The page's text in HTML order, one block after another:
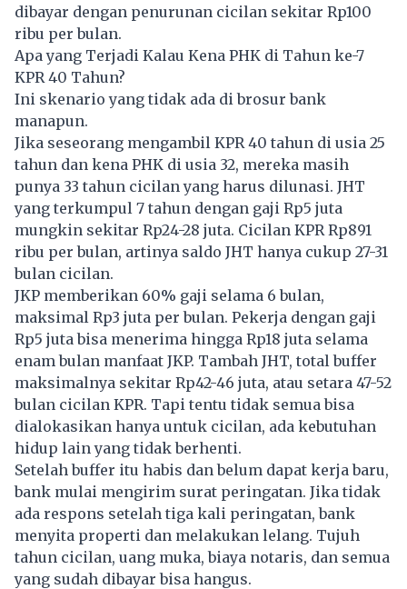
dibayar dengan penurunan cicilan sekitar Rp100
ribu per bulan.
Apa yang Terjadi Kalau Kena PHK di Tahun ke-7
KPR 40 Tahun?
Ini skenario yang tidak ada di brosur bank
manapun.
Jika seseorang mengambil KPR 40 tahun di usia 25
tahun dan kena PHK di usia 32, mereka masih
punya 33 tahun cicilan yang harus dilunasi. JHT
yang terkumpul 7 tahun dengan gaji Rp5 juta
mungkin sekitar Rp24-28 juta. Cicilan KPR Rp891
ribu per bulan, artinya saldo JHT hanya cukup 27-31
bulan cicilan.
JKP memberikan 60% gaji selama 6 bulan,
maksimal Rp3 juta per bulan. Pekerja dengan gaji
Rp5 juta bisa menerima hingga Rp18 juta selama
enam bulan manfaat JKP. Tambah JHT, total buffer
maksimalnya sekitar Rp42-46 juta, atau setara 47-52
bulan cicilan KPR. Tapi tentu tidak semua bisa
dialokasikan hanya untuk cicilan, ada kebutuhan
hidup lain yang tidak berhenti.
Setelah buffer itu habis dan belum dapat kerja baru,
bank mulai mengirim surat peringatan. Jika tidak
ada respons setelah tiga kali peringatan, bank
menyita properti dan melakukan lelang. Tujuh
tahun cicilan, uang muka, biaya notaris, dan semua
yang sudah dibayar bisa hangus.